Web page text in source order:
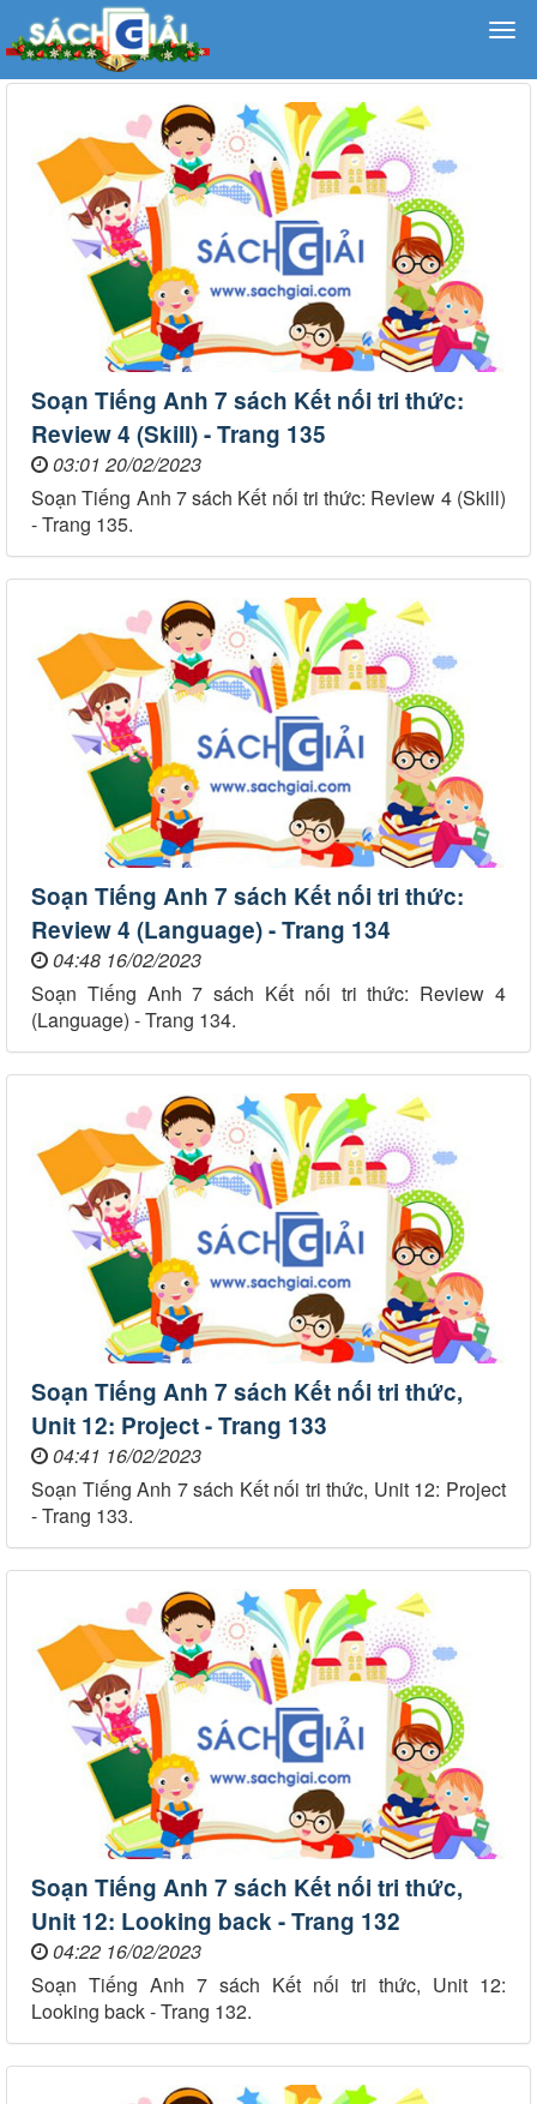
Soạn Tiếng Anh 7 sách Kết nối tri thức:
Review 4 (Skill) - Trang 135
03:01 20/02/2023
Soạn Tiếng Anh 7 sách Kết nối tri thức: Review 4 (Skill)
- Trang 135.
Soạn Tiếng Anh 7 sách Kết nối tri thức:
Review 4 (Language) - Trang 134
04:48 16/02/2023
Soạn Tiếng Anh 7 sách Kết nối tri thức: Review 4
(Language) - Trang 134.
Soạn Tiếng Anh 7 sách Kết nối tri thức,
Unit 12: Project - Trang 133
04:41 16/02/2023
Soạn Tiếng Anh 7 sách Kết nối tri thức, Unit 12: Project
- Trang 133.
Soạn Tiếng Anh 7 sách Kết nối tri thức,
Unit 12: Looking back - Trang 132
04:22 16/02/2023
Soạn Tiếng Anh 7 sách Kết nối tri thức, Unit 12:
Looking back - Trang 132.